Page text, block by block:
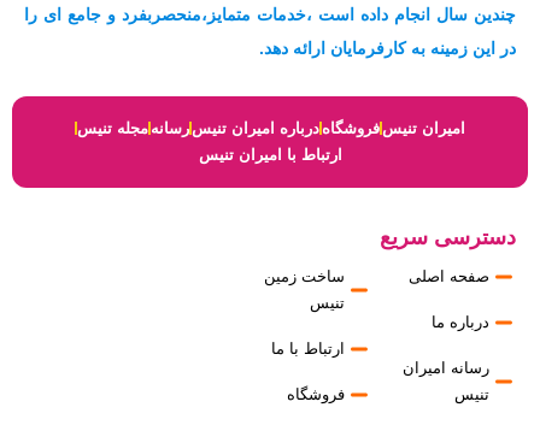
چندین سال انجام داده است ،خدمات متمایز،منحصربفرد و جامع ای را
در این زمینه به کارفرمایان ارائه دهد.
امیران تنیس فروشگاه درباره امیران تنیس رسانه مجله تنیس
ارتباط با امیران تنیس
دسترسی سریع
صفحه اصلی
درباره ما
رسانه امیران
تنیس
ساخت زمین
تنیس
ارتباط با ما
فروشگاه